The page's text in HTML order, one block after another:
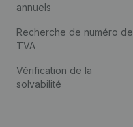
annuels
Recherche de numéro de
TVA
Vérification de la
solvabilité